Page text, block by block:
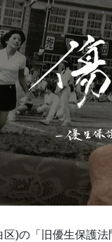
)の「旧優生保護